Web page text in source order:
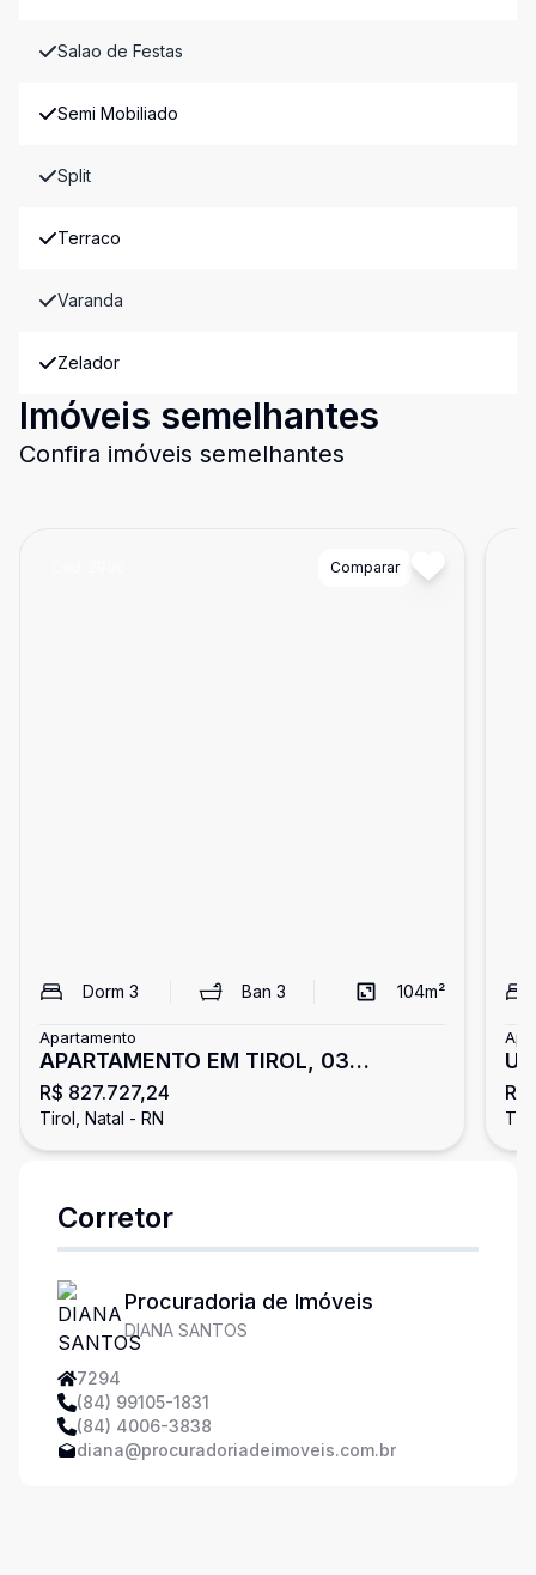
Salao de Festas
Semi Mobiliado
Split
Terraco
Varanda
Zelador
Imóveis semelhantes
Confira imóveis semelhantes
Comparar
Dorm 3 Ban3 104m²
Apartamento
APARTAMENTO EM TIROL, 03
DORMITÓRIOS
R$ 827.727,24
Tirol, Natal - RN
Corretor
Procuradoria de Imóveis
DIANA SANTOS
7294
(84) 99105-1831
(84) 4006-3838
diana@procuradoriadeimoveis.com.br